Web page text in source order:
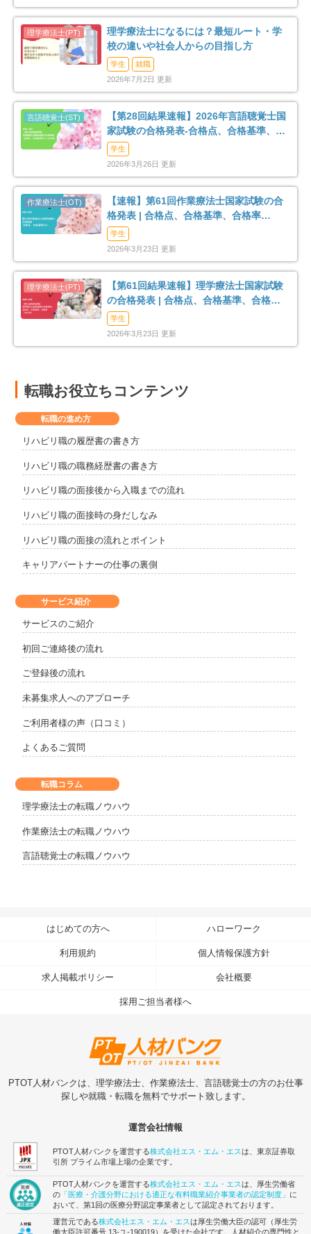
理学療法士になるには？最短ルート・学
校の違いや社会人からの目指し方
学生
就職
2026年7月2日 更新
【第28回結果速報】2026年言語聴覚士国
家試験の合格発表-合格点、合格基準、合
格率など-
学生
2026年3月26日 更新
【速報】第61回作業療法士国家試験の合
格発表 | 合格点、合格基準、合格率
（2026年）
学生
2026年3月23日 更新
【第61回結果速報】理学療法士国家試験
の合格発表 | 合格点、合格基準、合格率
（2026年）
学生
2026年3月23日 更新
転職お役立ちコンテンツ
サービス紹介
サービスのご紹介
初回ご連絡後の流れ
ご登録後の流れ
未募集求人へのアプローチ
ご利用者様の声（口コミ）
よくあるご質問
転職の進め方
リハビリ職の履歴書の書き方
リハビリ職の職務経歴書の書き方
リハビリ職の面接後から入職までの流れ
リハビリ職の面接時の身だしなみ
リハビリ職の面接の流れとポイント
キャリアパートナーの仕事の裏側
転職コラム
理学療法士の転職ノウハウ
作業療法士の転職ノウハウ
言語聴覚士の転職ノウハウ
はじめての方へ ハローワーク
利用規約 個人情報保護方針
求人掲載ポリシー 会社概要
採用ご担当者様へ
PTOT人材バンクは、理学療法士、作業療法士、言語聴覚士の方のお仕事
探しや就職・転職を無料でサポート致します。
運営会社情報
PTOT人材バンクを運営する株式会社エス・エム・エスは、東京証券取
引所 プライム市場上場の企業です。
PTOT人材バンクを運営する株式会社エス・エム・エスは、厚生労働省
の 「医療・介護分野における適正な有料職業紹介事業者の認定制度」 に
おいて、第1回の医療分野認定事業者として認定されております。
運営元である株式会社エス・エム・エスは厚生労働大臣の認可（厚生労
働大臣許可番号 13-ユ-190019）を受けた会社です。人材紹介の専門性と